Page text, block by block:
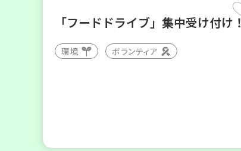
「フードドライブ」集中受け付け！
環境 ボランティア